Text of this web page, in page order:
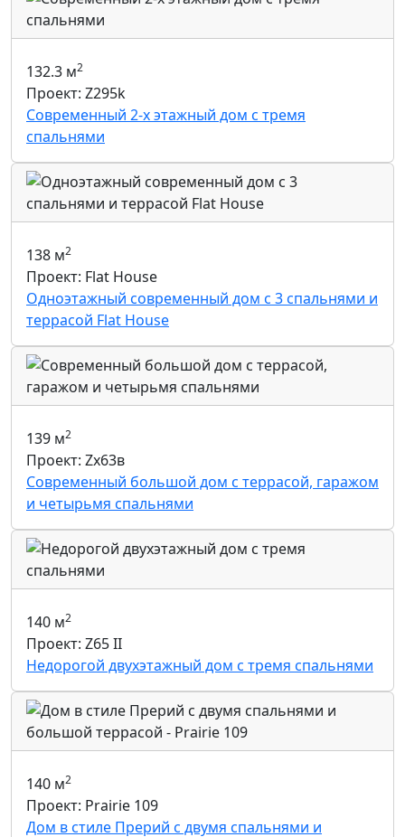
132.3 м2
Проект: Z295k
Современный 2-х этажный дом с тремя
спальнями
138 м2
Проект: Flat House
Одноэтажный современный дом с 3 спальнями и
террасой Flat House
139 м2
Проект: Zx63в
Современный большой дом с террасой, гаражом
и четырьмя спальнями
140 м2
Проект: Z65 II
Недорогой двухэтажный дом с тремя спальнями
140 м2
Проект: Prairie 109
Дом в стиле Прерий с двумя спальнями и